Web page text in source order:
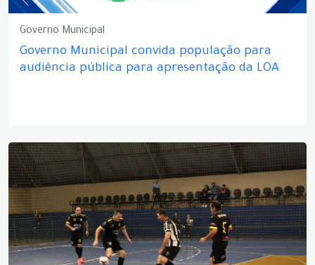
Governo Municipal
Governo Municipal convida população para
audiência pública para apresentação da LOA